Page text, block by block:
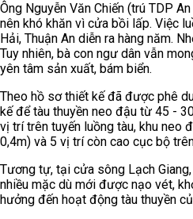
Ông Nguyễn Văn Chiến (trú TDP
nên khó khăn vì cửa bồi lấp. Việc
Hải, Thuận An diễn ra hàng năm.
Tuy nhiên, bà con ngư dân vẫn
yên tâm sản xuất, bám biển.
Theo hồ sơ thiết kế đã được phê
kế để tàu thuyền neo đậu từ 45 -
vị trí trên tuyến luồng tàu, khu neo
0,4m) và 5 vị trí còn cao cục bộ
Tương tự, tại cửa sông Lạch
nhiều mặc dù mới được nạo vét,
hưởng đến hoạt động tàu thuyền